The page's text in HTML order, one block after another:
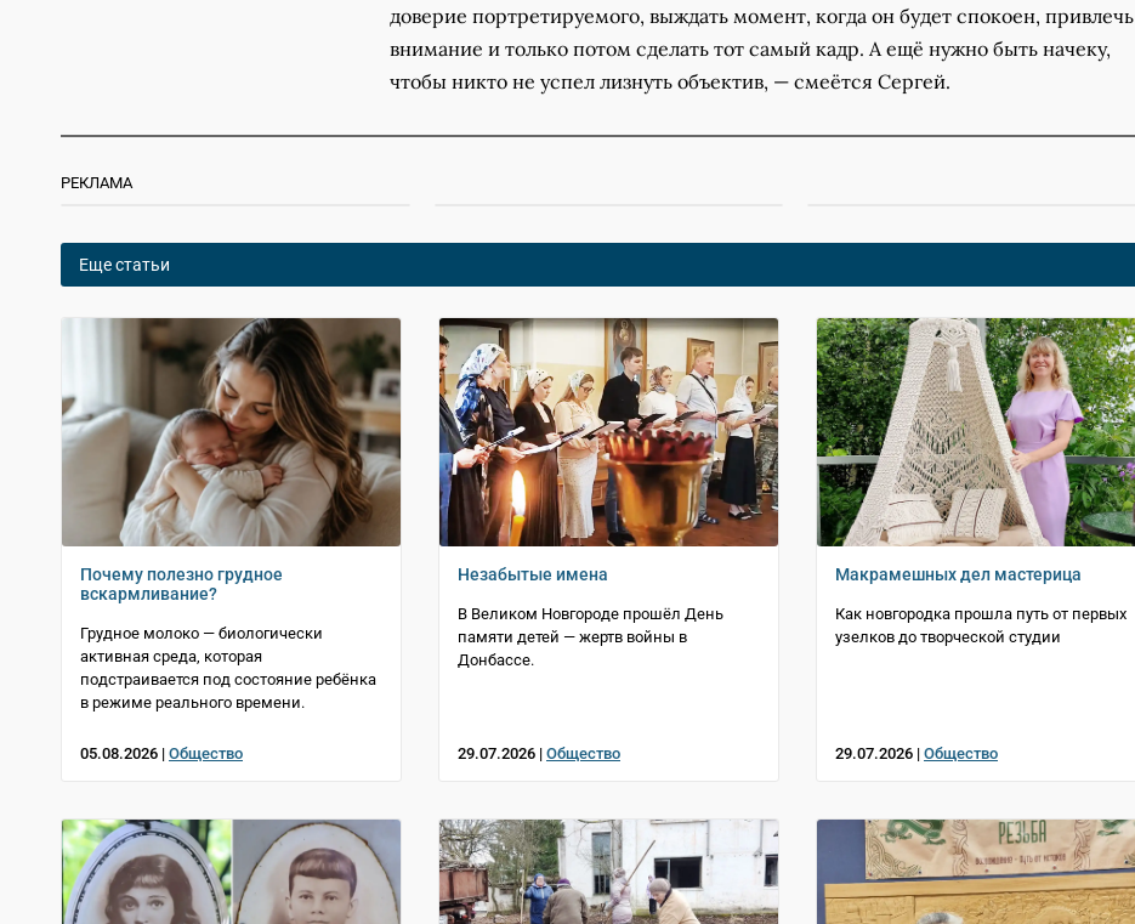
доверие портретируемого, выждать момент, когда он будет спокоен, привлечь
внимание и только потом сделать тот самый кадр. А ещё нужно быть начеку,
чтобы никто не успел лизнуть объектив, — смеётся Сергей.
РЕКЛАМА
Еще статьи
Почему полезно грудное
вскармливание?
Грудное молоко — биологически
активная среда, которая
подстраивается под состояние ребёнка
в режиме реального времени.
05.08.2026 | Общество
Незабытые имена
В Великом Новгороде прошёл День
памяти детей — жертв войны в
Донбассе.
29.07.2026 | Общество
Макрамешных дел мастерица
Как новгородка прошла путь от первых
узелков до творческой студии
29.07.2026 | Общество